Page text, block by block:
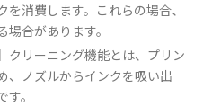
消費します。これらの場合、
合があります。
クリーニング機能とは、プリン
、ノズルからインクを吸い出
。